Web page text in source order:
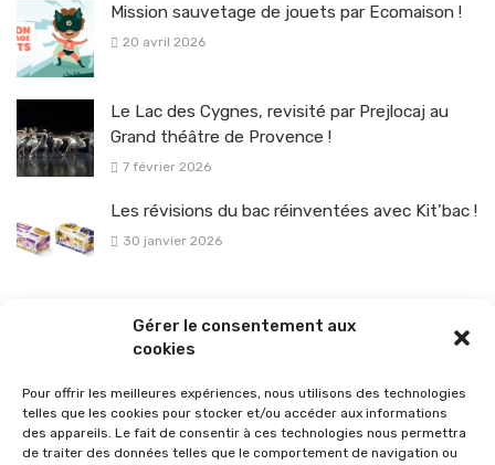
Gérer le consentement aux
cookies
Pour offrir les meilleures expériences, nous utilisons des technologies
telles que les cookies pour stocker et/ou accéder aux informations
des appareils. Le fait de consentir à ces technologies nous permettra
de traiter des données telles que le comportement de navigation ou
Mission sauvetage de jouets par Ecomaison !
20 avril 2026
Le Lac des Cygnes, revisité par Prejlocaj au
Grand théâtre de Provence !
7 février 2026
Les révisions du bac réinventées avec Kit’bac !
30 janvier 2026